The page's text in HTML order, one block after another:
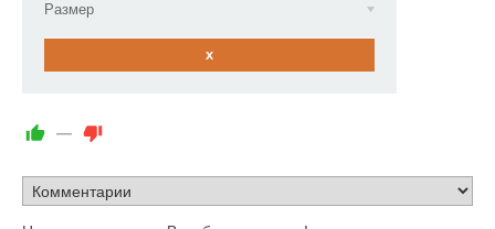
Размер
x
—